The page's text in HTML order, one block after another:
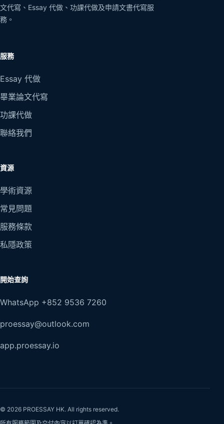
文代寫、Essay 代做、功課代做及申請文書代寫服
務。
服務
Essay 代做
畢業論文代寫
功課代做
聯絡我們
資源
學術資源
常見問題
服務條款
私隱政策
開始查詢
WhatsApp +852 9536 7260
proessay@outlook.com
app.proessay.io
© 2026 PROESSAY HK. All rights reserved.